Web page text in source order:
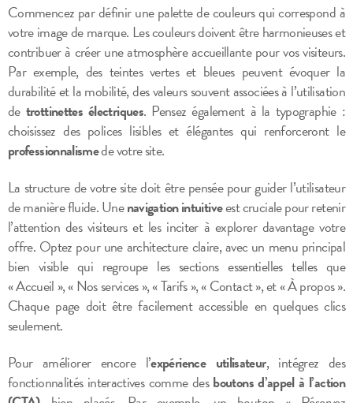
Commencez par définir une palette de couleurs qui correspond à
votre image de marque. Les couleurs doivent être harmonieuses et
contribuer à créer une atmosphère accueillante pour vos visiteurs.
Par exemple, des teintes vertes et bleues peuvent évoquer la
durabilité et la mobilité, des valeurs souvent associées à l’utilisation
de trottinettes électriques. Pensez également à la typographie :
choisissez des polices lisibles et élégantes qui renforceront le
professionnalismede votre site.
La structure de votre site doit être pensée pour guider l’utilisateur
de manière fluide. Unenavigation intuitiveest cruciale pour retenir
l’attention des visiteurs et les inciter à explorer davantage votre
offre. Optez pour une architecture claire, avec un menu principal
bien visible qui regroupe les sections essentielles telles que
« Accueil », « Nos services », « Tarifs », « Contact », et « À propos ».
Chaque page doit être facilement accessible en quelques clics
seulement.
Pour améliorer encore l’expérience utilisateur, intégrez des
fonctionnalités interactives comme desboutons d’appel à l’action